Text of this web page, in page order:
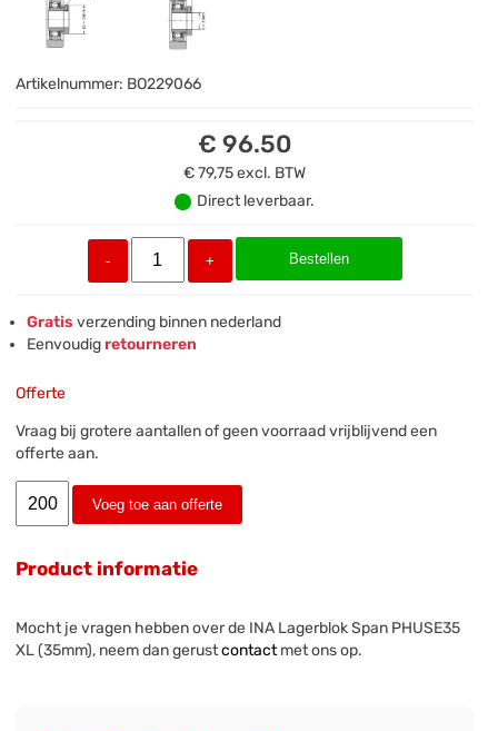
Artikelnummer: BO229066
€ 96.50
€ 79,75excl. BTW
Direct leverbaar.
- + Bestellen
Gratis verzending binnen nederland
Eenvoudigretourneren
Offerte
Vraag bij grotere aantallen of geen voorraad vrijblijvend een
offerte aan.
Voeg toe aan offerte
Product informatie
Mocht je vragen hebben over de INA Lagerblok Span PHUSE35
XL (35mm), neem dan gerustcontactmet ons op.